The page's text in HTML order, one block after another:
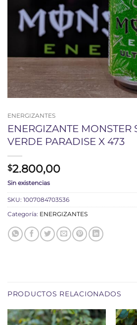
ENERGIZANTES
ENERGIZANTE MONSTER
VERDE PARADISE X 473
$2.800,00
Sin existencias
SKU: 1007084703536
Categoría: ENERGIZANTES
PRODUCTOS RELACIONADOS